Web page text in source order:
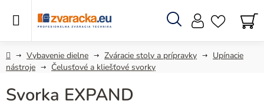
Hľadať
DomovVybavenie dielne Zváracie stoly a prípravky
Upínacie
nástroje
Čelusťové a kliešťové svorky
Svorka EXPAND